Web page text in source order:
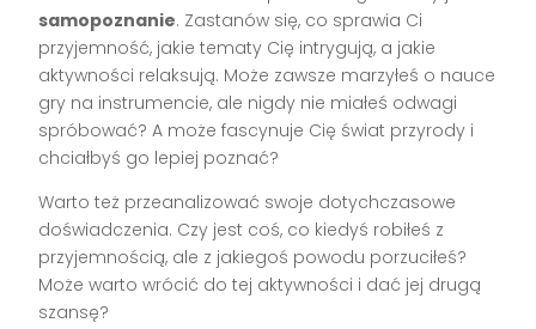
samopoznanie. Zastanów się, co sprawia Ci
przyjemność, jakie tematy Cię intrygują, a jakie
aktywności relaksują. Może zawsze marzyłeś o nauce
gry na instrumencie, ale nigdy nie miałeś odwagi
spróbować? A może fascynuje Cię świat przyrody i
chciałbyś go lepiej poznać?
Warto też przeanalizować swoje dotychczasowe
doświadczenia. Czy jest coś, co kiedyś robiłeś z
przyjemnością, ale z jakiegoś powodu porzuciłeś?
Może warto wrócić do tej aktywności i dać jej drugą
szansę?